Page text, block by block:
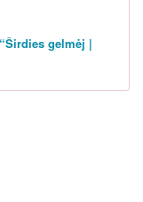
gelmėj |